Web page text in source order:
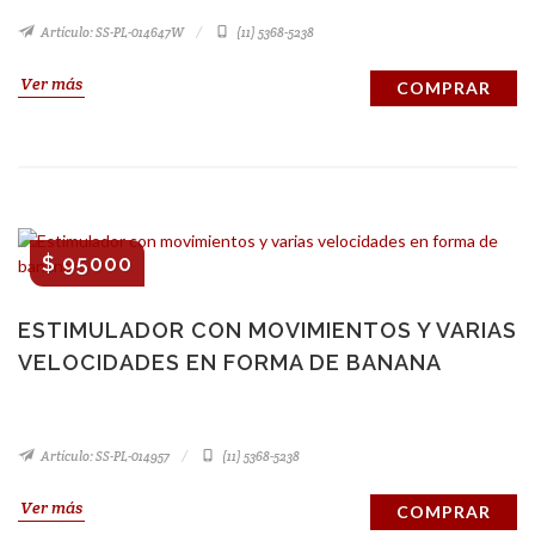
Artículo: SS-PL-014647W (11) 5368-5238
Ver más COMPRAR
ESTIMULADOR CON MOVIMIENTOS Y VARIAS
VELOCIDADES EN FORMA DE BANANA
$ 95000
Artículo: SS-PL-014957 (11) 5368-5238
Ver más COMPRAR